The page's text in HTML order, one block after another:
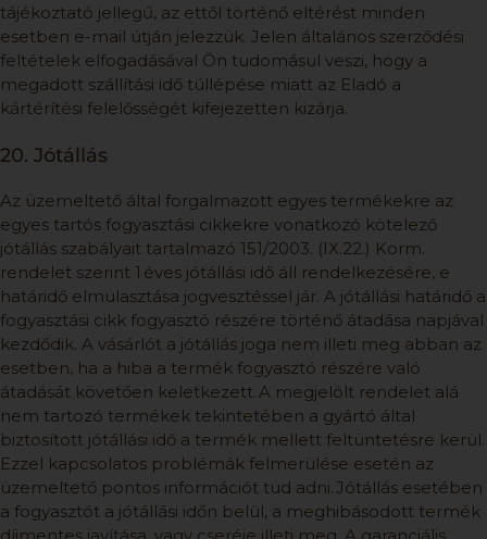
tájékoztató jellegű, az ettől történő eltérést minden
esetben e-mail útján jelezzük. Jelen általános szerződési
feltételek elfogadásával Ön tudomásul veszi, hogy a
megadott szállítási idő túllépése miatt az Eladó a
kártérítési felelősségét kifejezetten kizárja.
20. Jótállás
Az üzemeltető által forgalmazott egyes termékekre az
egyes tartós fogyasztási cikkekre vonatkozó kötelező
jótállás szabályait tartalmazó 151/2003. (IX.22.) Korm.
rendelet szerint 1 éves jótállási idő áll rendelkezésére, e
határidő elmulasztása jogvesztéssel jár. A jótállási határidő a
fogyasztási cikk fogyasztó részére történő átadása napjával
kezdődik. A vásárlót a jótállás joga nem illeti meg abban az
esetben, ha a hiba a termék fogyasztó részére való
átadását követően keletkezett. A megjelölt rendelet alá
nem tartozó termékek tekintetében a gyártó által
biztosított jótállási idő a termék mellett feltüntetésre kerül.
Ezzel kapcsolatos problémák felmerülése esetén az
üzemeltető pontos információt tud adni. Jótállás esetében
a fogyasztót a jótállási időn belül, a meghibásodott termék